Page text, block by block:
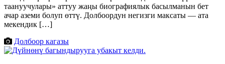
таануучулары» аттуу жаңы биографиялык басылманын бет
ачар аземи болуп өттү. Долбоордун негизги максаты — ата
мекендик […]
Долбоор кагазы